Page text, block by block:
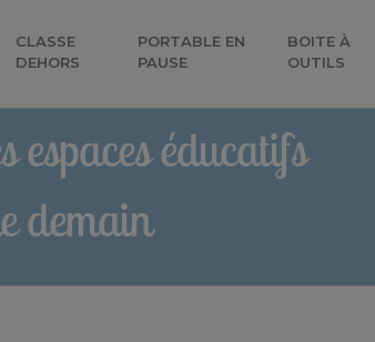
CLASSE
DEHORS
PORTABLE EN
PAUSE
BOITE À
OUTILS
espaces éducatifs
demain